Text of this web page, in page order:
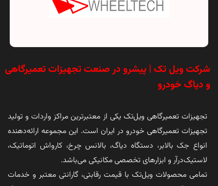
شرکت ویل تک | پیشرو در صنعت تجهیزات تعمیرگاهی
و دیاگ خودرو
تجهیزات تعمیرگاهی ویل‌تک یکی از معتبرترین مراکز واردات و تولید
تجهیزات تعمیرگاهی خودرو در ایران است. این مجموعه ارائه‌دهنده
انواع جک بالابر، دستگاه دیاگ، بالانس چرخ، کارواش اتوماتیک،
لاستیک‌درآر و ابزارهای تخصصی مکانیکی می‌باشد.
تمامی محصولات ویل‌تک با قیمت رقابتی، گارانتی معتبر و خدمات